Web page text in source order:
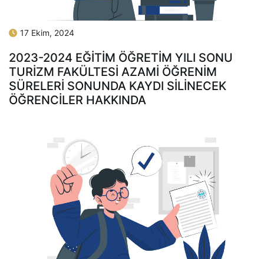
17 Ekim, 2024
2023-2024 EĞİTİM ÖĞRETİM YILI SONU
TURİZM FAKÜLTESİ AZAMİ ÖĞRENİM
SÜRELERİ SONUNDA KAYDI SİLİNECEK
ÖĞRENCİLER HAKKINDA